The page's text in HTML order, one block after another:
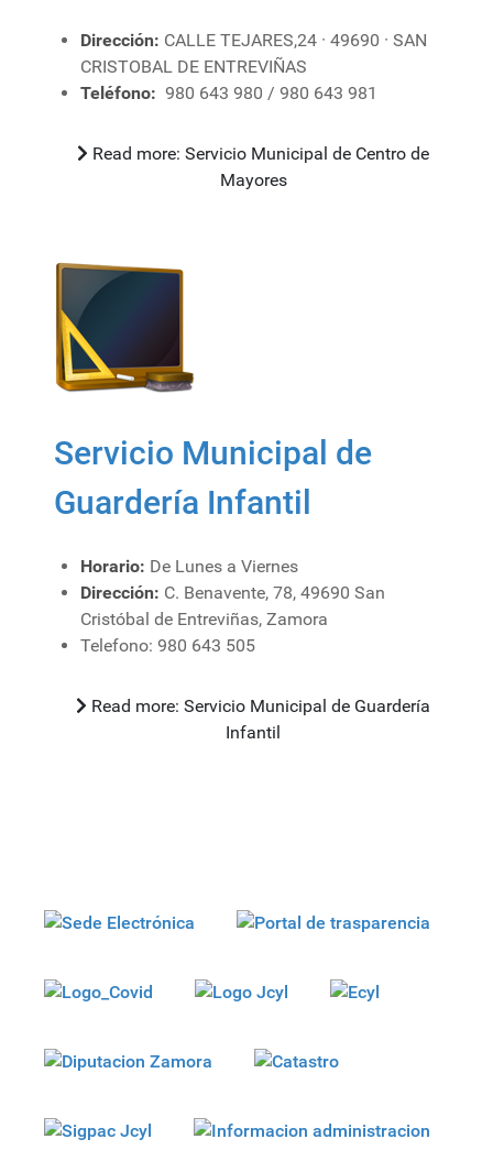
Dirección: CALLE TEJARES,24 · 49690 · SAN
CRISTOBAL DE ENTREVIÑAS
Teléfono: 980 643 980 / 980 643 981
Read more: Servicio Municipal de Centro de
Mayores
Servicio Municipal de
Guardería Infantil
Horario: De Lunes a Viernes
Dirección: C. Benavente, 78, 49690 San
Cristóbal de Entreviñas, Zamora
Telefono: 980 643 505
Read more: Servicio Municipal de Guardería
Infantil